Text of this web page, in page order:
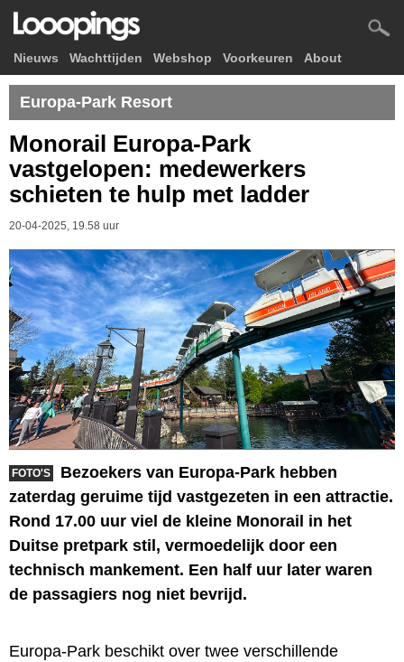
Nieuws Wachttijden Webshop Voorkeuren About
Europa-Park Resort
Monorail Europa-Park
vastgelopen: medewerkers
schieten te hulp met ladder
20-04-2025, 19.58 uur
FOTO'S
Bezoekers van Europa-Park hebben
zaterdag geruime tijd vastgezeten in een attractie.
Rond 17.00 uur viel de kleine Monorail in het
Duitse pretpark stil, vermoedelijk door een
technisch mankement. Een half uur later waren
de passagiers nog niet bevrijd.
Europa-Park beschikt over twee verschillende